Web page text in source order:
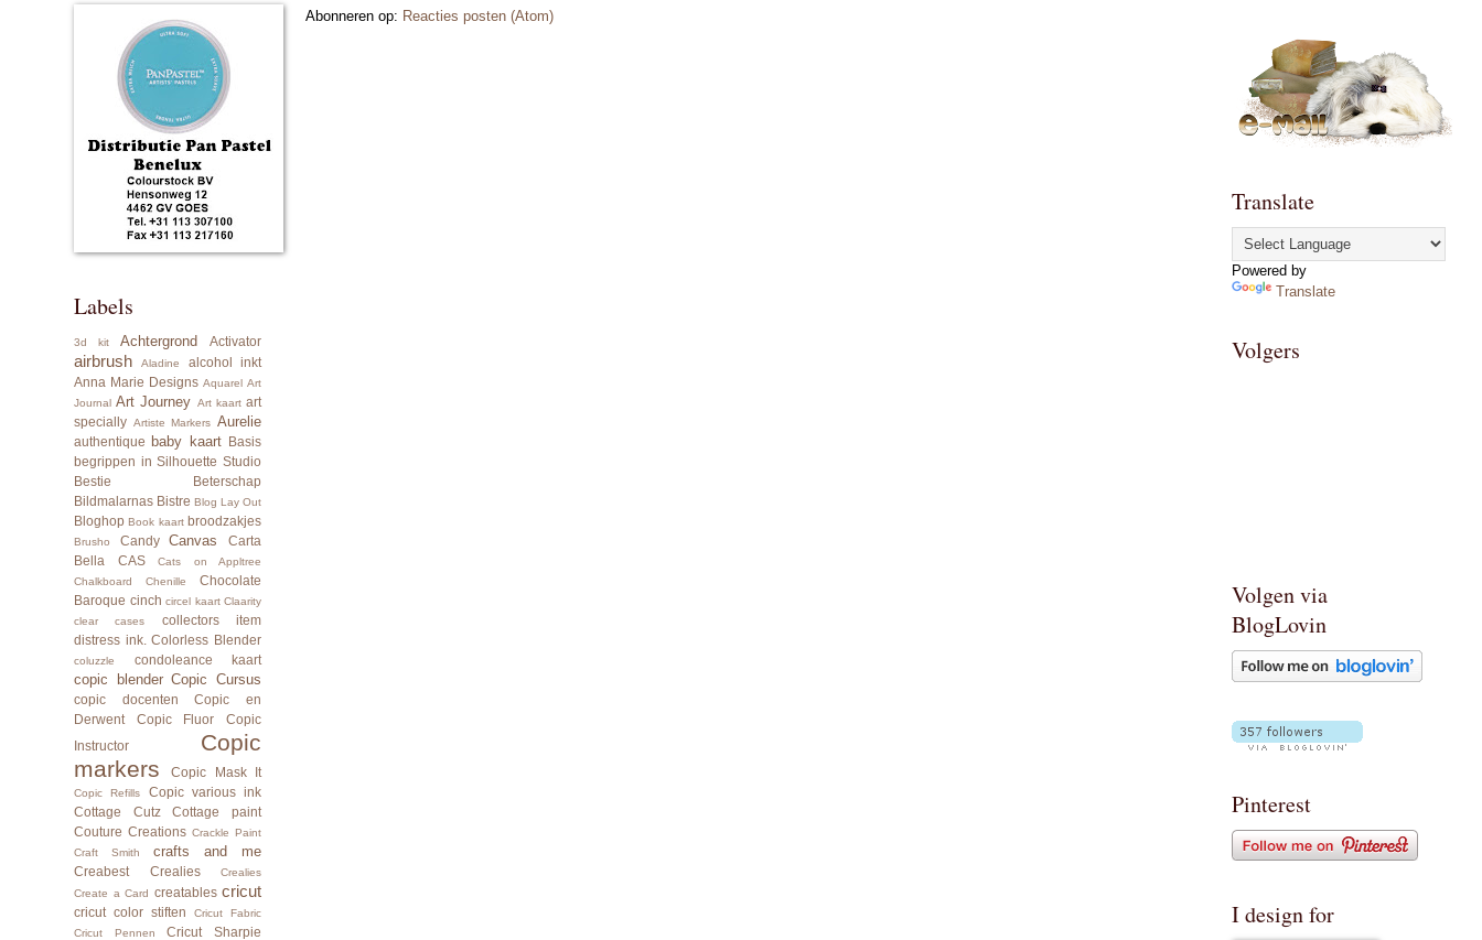
Abonneren op: Reacties posten (Atom)
Labels
3d kit Achtergrond Activator
airbrush Aladine
alcohol inkt
Anna Marie Designs Aquarel Art
Journal Art Journey Art kaart art
specially Artiste Markers Aurelie
authentique baby kaart
Basis
begrippen in Silhouette Studio
Bestie
Beterschap
Bildmalarnas Bistre Blog Lay Out
Bloghop Book kaart broodzakjes
Brusho Candy Canvas
Carta
Bella
CAS
Cats on Appltree
Chalkboard
Chenille
Chocolate
Baroque cinch circel kaart Claarity
clear cases
collectors item
distress ink.
Colorless Blender
coluzzle condoleance kaart
copic blender Copic Cursus
copic docenten
Copic en
Derwent
Copic Fluor
Copic
Instructor
Copic
markers
Copic Mask It
Copic Refills
Copic various ink
Cottage Cutz
Cottage paint
Couture Creations Crackle Paint
Craft Smith
crafts and me
Creabest Crealies
Crealies
Create a Card creatables cricut
cricut color stiften
Cricut Fabric
Cricut Pennen
Cricut Sharpie
Translate
Powered by
Translate
Volgers
Volgen via
BlogLovin
Pinterest
I design for